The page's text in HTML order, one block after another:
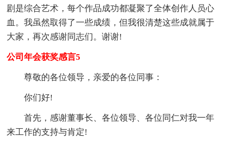
剧是综合艺术，每个作品成功都凝聚了全体创作人员心
血。我虽然取得了一些成绩，但我很清楚这些成就属于
大家，再次感谢同志们。谢谢!
公司年会获奖感言5
尊敬的各位领导，亲爱的各位同事：
你们好!
首先，感谢董事长、各位领导、各位同仁对我一年
来工作的支持与肯定!